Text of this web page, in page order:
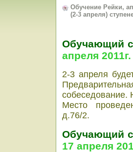
Обучение Рейки,
(2-3 апреля)
Обучающий
апреля 2011г.
2-3 апреля
собеседование.
Место
д.76/2.
Обучающий
17 апреля